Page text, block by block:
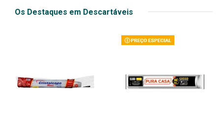
Os Destaques em Descartáveis